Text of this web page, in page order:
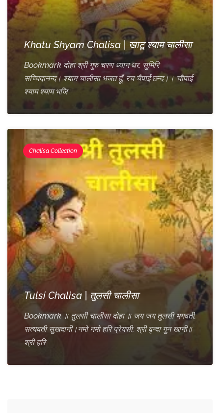
Khatu Shyam Chalisa | खाटू श्याम चालीसा
Bookmark दोहा श्री गुरु चरण ध्यान धर, सुमिरि
सच्चिदानन्द। श्याम चालीसा भजत हूँ, रच चैपाई छन्द।। चौपाई
श्याम श्याम भजि
Chalisa Collection
Tulsi Chalisa | तुलसी चालीसा
Bookmark ॥ तुलसी चालीसा दोहा ॥ जय जय तुलसी भगवती,
सत्यवती सुखदानी।नमो नमो हरि प्रेयसी, श्री वृन्दा गुन खानी॥
श्री हरि